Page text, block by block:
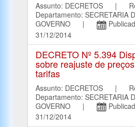
Assunto: DECRETOS |
Departamento: SECRETARIA
GOVERNO |
31/12/2014
DECRETO Nº 5.394
sobre reajuste de
tarifas
Assunto: DECRETOS |
Departamento: SECRETARIA
GOVERNO |
31/12/2014